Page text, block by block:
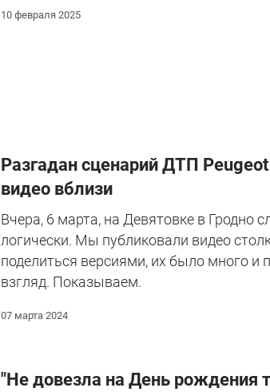
10 февраля 2025
Разгадан сценарий ДТП
видео вблизи
Вчера, 6 марта, на Девятовке в Гродно
логически. Мы публиковали видео
поделиться версиями, их было много и
взгляд. Показываем.
07 марта 2024
"Не довезла на День рождения